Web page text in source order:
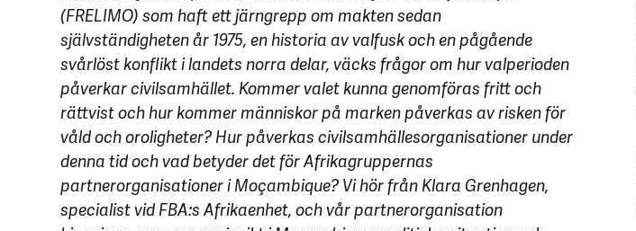
(FRELIMO) som haft ett järngrepp om makten sedan
självständigheten år 1975, en historia av valfusk och en pågående
svårlöst konflikt i landets norra delar, väcks frågor om hur valperioden
påverkar civilsamhället. Kommer valet kunna genomföras fritt och
rättvist och hur kommer människor på marken påverkas av risken för
våld och oroligheter? Hur påverkas civilsamhällesorganisationer under
denna tid och vad betyder det för Afrikagruppernas
partnerorganisationer i Moçambique? Vi hör från Klara Grenhagen,
specialist vid FBA:s Afrikaenhet, och vår partnerorganisation